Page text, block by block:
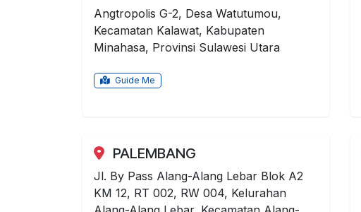
Angtropolis G-2, Desa Watutumou,
Kecamatan Kalawat, Kabupaten
Minahasa, Provinsi Sulawesi Utara
Guide Me
PALEMBANG
Jl. By Pass Alang-Alang Lebar Blok A2
KM 12, RT 002, RW 004, Kelurahan